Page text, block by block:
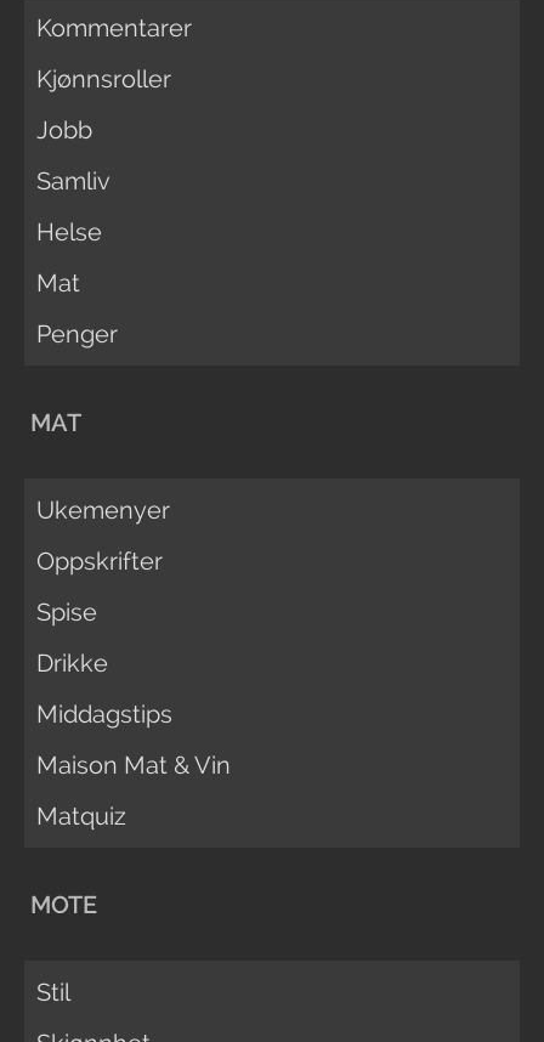
Kommentarer
Kjønnsroller
Jobb
Samliv
Helse
Mat
Penger
MAT
Ukemenyer
Oppskrifter
Spise
Drikke
Middagstips
Maison Mat & Vin
Matquiz
MOTE
Stil